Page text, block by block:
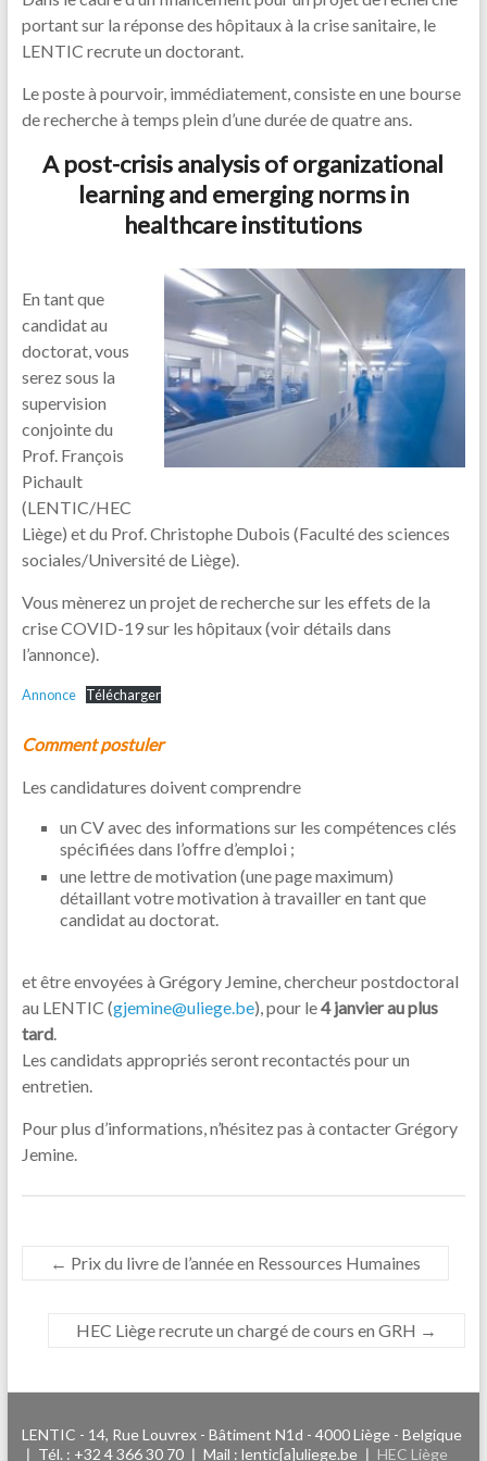
portant sur la réponse des hôpitaux à la crise sanitaire, le
LENTIC recrute un doctorant.
Le poste à pourvoir, immédiatement, consiste en une bourse
de recherche à temps plein d’une durée de quatre ans.
A post-crisis analysis of organizational
learning and emerging norms in
healthcare institutions
En tant que
candidat au
doctorat, vous
serez sous la
supervision
conjointe du
Prof. François
Pichault
(LENTIC/HEC
Liège) et du Prof. Christophe Dubois (Faculté des sciences
sociales/Université de Liège).
Vous mènerez un projet de recherche sur les effets de la
crise COVID-19 sur les hôpitaux (voir détails dans
l’annonce).
Annonce Télécharger
Comment postuler
Les candidatures doivent comprendre
un CV avec des informations sur les compétences clés
spécifiées dans l’offre d’emploi ;
une lettre de motivation (une page maximum)
détaillant votre motivation à travailler en tant que
candidat au doctorat.
et être envoyées à Grégory Jemine, chercheur postdoctoral
au LENTIC (gjemine@uliege.be), pour le4 janvier au plus
tard.
Les candidats appropriés seront recontactés pour un
entretien.
Pour plus d’informations, n’hésitez pas à contacter Grégory
Jemine.
← Prix du livre de l’année en Ressources Humaines
HEC Liège recrute un chargé de cours en GRH →
LENTIC - 14, Rue Louvrex - Bâtiment N1d - 4000 Liège - Belgique
❘ Tél. : +32 4 366 30 70 ❘ Mail : lentic[a]uliege.be ❘ HEC Liège